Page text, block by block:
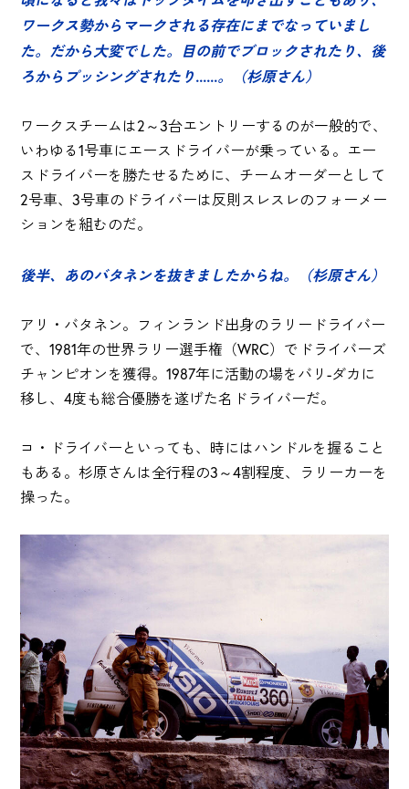
ワークス勢からマークされる存在にまでなっていまし
た。だから大変でした。目の前でブロックされたり、後
ろからプッシングされたり......。（杉原さん）
ワークスチームは2～3台エントリーするのが一般的で、
いわゆる1号車にエースドライバーが乗っている。エー
スドライバーを勝たせるために、チームオーダーとして
2号車、3号車のドライバーは反則スレスレのフォーメー
ションを組むのだ。
後半、あのバタネンを抜きましたからね。（杉原さん）
アリ・バタネン。フィンランド出身のラリードライバー
で、1981年の世界ラリー選手権（WRC）でドライバーズ
チャンピオンを獲得。1987年に活動の場をバリ-ダカに
移し、4度も総合優勝を遂げた名ドライバーだ。
コ・ドライバーといっても、時にはハンドルを握ること
もある。杉原さんは全行程の3～4割程度、ラリーカーを
操った。